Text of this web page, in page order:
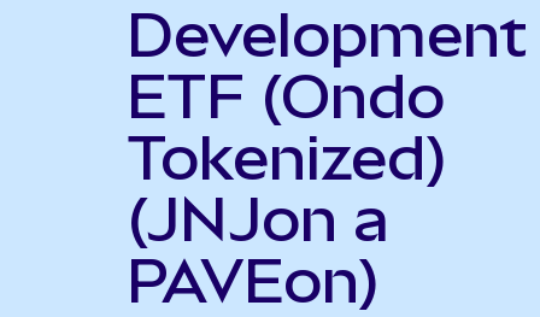
Development
ETF (Ondo
Tokenized)
(JNJon a
PAVEon)